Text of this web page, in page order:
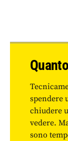
spendere
chiudere
vedere.
sono